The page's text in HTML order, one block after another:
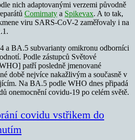
nich adaptovanými verzemi původně
Comirnaty a Spikevax. A to tak,
viru SARS-CoV-2 zaměřovaly i na
a BA.5 subvarianty omikronu odborníci
Podle zástupců Světové
patří posledně jmenované
době nejvíce nakažlivým a současně v
Na BA.5 podle WHO dnes připadá
onemocnění covidu-19 po celém světě.
covidu vstřikem do